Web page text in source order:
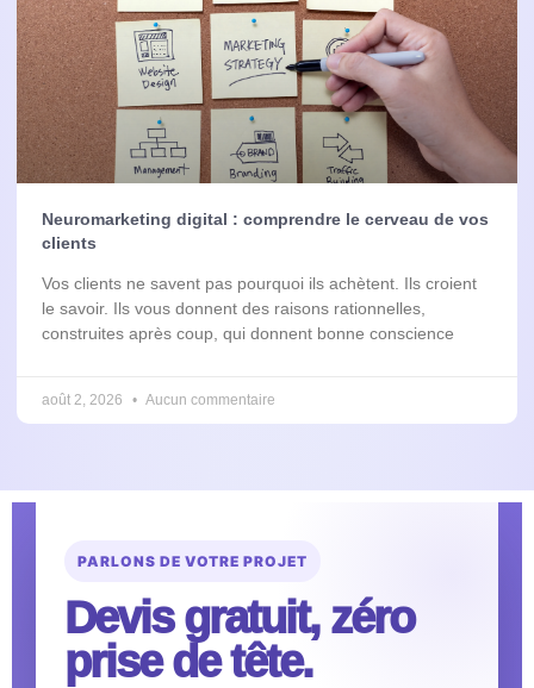
Neuromarketing digital : comprendre le cerveau de vos
clients
Vos clients ne savent pas pourquoi ils achètent. Ils croient
le savoir. Ils vous donnent des raisons rationnelles,
construites après coup, qui donnent bonne conscience
août 2, 2026 Aucun commentaire
PARLONS DE VOTRE PROJET
Devis gratuit, zéro
prise de tête.